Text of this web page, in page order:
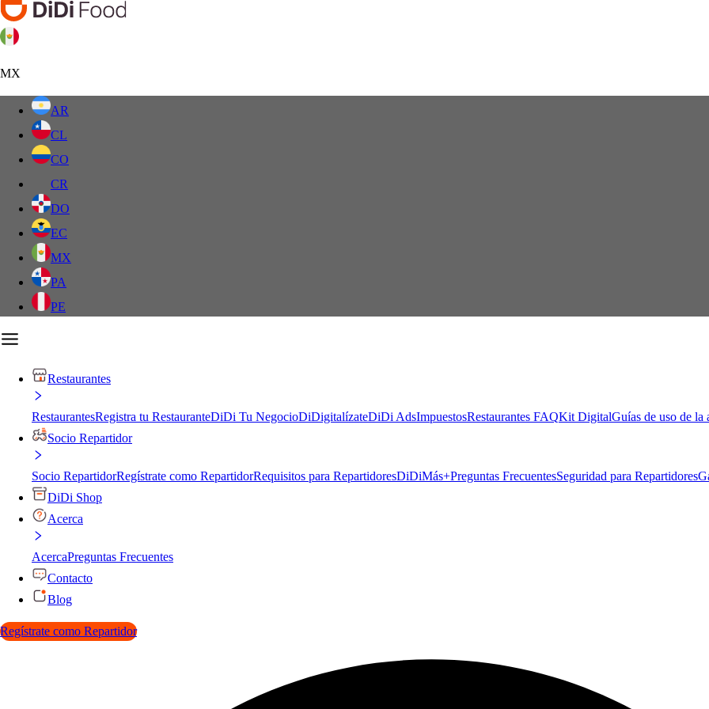
MX
AR
CL
CO
CR
DO
EC
MX
PA
PE
Restaurantes
RestaurantesRegistra tu RestauranteDiDi Tu NegocioDiDigitalízateDiDi AdsImpuestosRestaurantes FAQKit DigitalGuías de uso de la
Socio Repartidor
Socio RepartidorRegístrate como RepartidorRequisitos para RepartidoresDiDiMás+Preguntas FrecuentesSeguridad para Repartidores
DiDi Shop
Acerca
AcercaPreguntas Frecuentes
Contacto
Blog
Regístrate como Repartidor